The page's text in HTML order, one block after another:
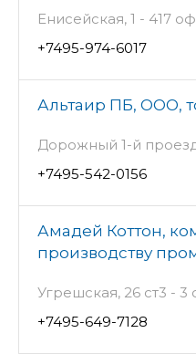
Енисейская, 1 - 417
+7495-974-6017
Альтаир ПБ, ООО,
Дорожный 1-й
+7495-542-0156
Амадей Коттон,
производству
Угрешская, 26 ст3 - 3
+7495-649-7128